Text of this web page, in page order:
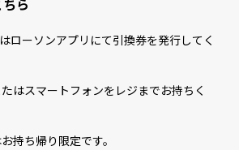
ら
ローソンアプリにて引換券を発行してく
はスマートフォンをレジまでお持ちく
持ち帰り限定です。